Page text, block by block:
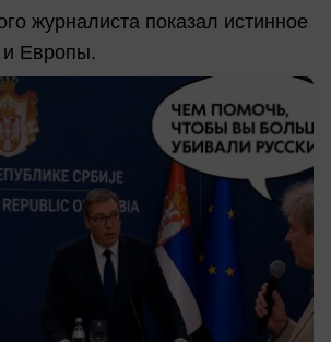
журналиста показал истинное
и Европы.